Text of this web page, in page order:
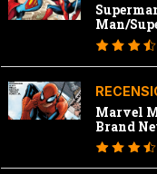
Man/
Marvel e
Marvel
Brand